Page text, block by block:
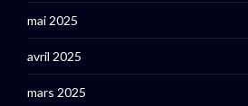
mai 2025
avril 2025
mars 2025